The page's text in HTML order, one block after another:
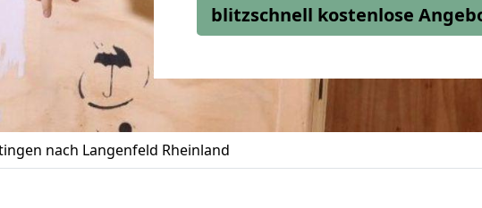
blitzschnell kostenlose
nach Langenfeld Rheinland